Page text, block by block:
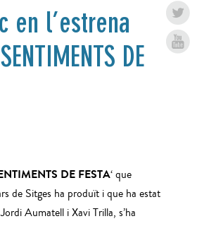
en l’estrena
DE
DE FESTA‘ que
de Sitges ha produït i que ha estat
Aumatell i Xavi Trilla, s’ha